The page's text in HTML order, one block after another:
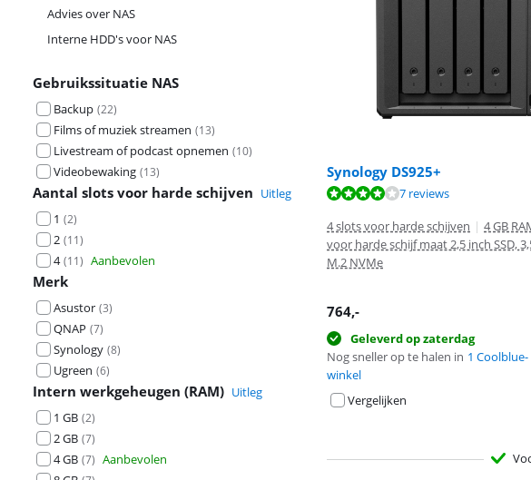
Advies over NAS
Interne HDD's voor NAS
Gebruikssituatie NAS
Backup (22)
Films of muziek streamen (13)
Livestream of podcast opnemen (10)
Videobewaking (13)
Aantal slots voor harde schijven Uitleg
1 (2)
2 (11)
4 (11) Aanbevolen
Merk
Asustor (3)
QNAP (7)
Synology (8)
Ugreen (6)
Intern werkgeheugen (RAM) Uitleg
1 GB (2)
2 GB (7)
4 GB (7) Aanbevolen
Synology DS925+
Beoordeling is 8,1 van de 10,
7 reviews
4 slots voor harde schijven | 4 GB
voor harde schijf maat 2,5 inch SSD,
M.2 NVMe
764,-
Geleverd op zaterdag
Nog sneller op te halen in 1 Coolblue-
winkel
Vergelijken